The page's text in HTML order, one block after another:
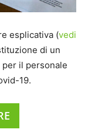
esplicativa (vedi
di un
il personale
19.